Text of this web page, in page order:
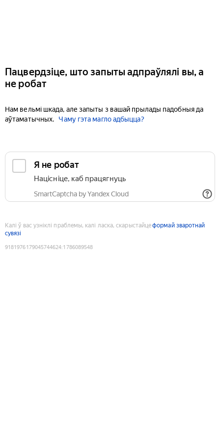
Пацвердзіце, што запыты адпраўлялі вы, а
не робат
Нам вельмі шкада, але запыты з вашай прылады падобныя да
аўтаматычных.
Чаму гэта магло адбыцца?
Я не робат
Націсніце, каб працягнуць
SmartCaptcha by Yandex Cloud
Калі ў вас узніклі праблемы, калі ласка, скарыстайцеформай зваротнай
сувязі
9181976179045744624:1786089548